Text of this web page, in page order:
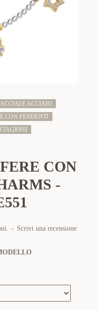
ACCIAIO
CON PENDENTI
CON
-
- Scrivi una recensione